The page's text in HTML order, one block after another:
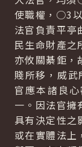
使職權，○3
法官負責平亭
民生命財產之
亦攸關綦鉅，
賤所移，威
官應本諸良
一。因法官擁
具有決定性之
或在實體法上